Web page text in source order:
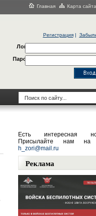
Главная Карта сайта
Регистрация|
Логин
Пароль
Есть интересная
Присылайте нам на
h_zori@mail.ru
Реклама